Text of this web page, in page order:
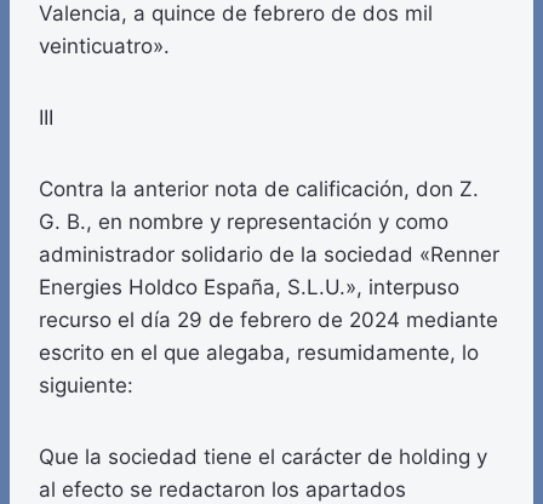
Valencia, a quince de febrero de dos mil
veinticuatro».
III
Contra la anterior nota de calificación, don Z.
G. B., en nombre y representación y como
administrador solidario de la sociedad «Renner
Energies Holdco España, S.L.U.», interpuso
recurso el día 29 de febrero de 2024 mediante
escrito en el que alegaba, resumidamente, lo
siguiente:
Que la sociedad tiene el carácter de holding y
al efecto se redactaron los apartados